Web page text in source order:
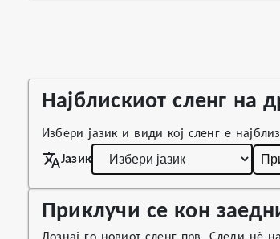
Најблискиот сленг на
Избери јазик и види кој сленг е
Јазик
Приклучи се кон